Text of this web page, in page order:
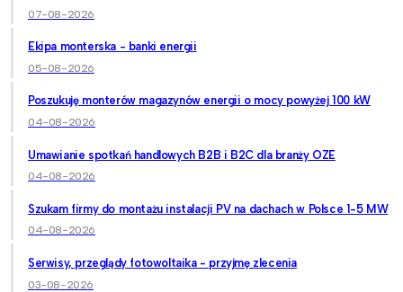
07-08-2026
Ekipa monterska - banki energii
05-08-2026
Poszukuję monterów magazynów energii o mocy powyżej 100 kW
04-08-2026
Umawianie spotkań handlowych B2B i B2C dla branży OZE
04-08-2026
Szukam firmy do montażu instalacji PV na dachach w Polsce 1-5 MW
04-08-2026
Serwisy, przeglądy fotowoltaika - przyjmę zlecenia
03-08-2026